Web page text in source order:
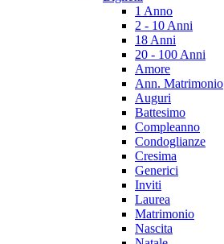
1 Anno
2 - 10 Anni
18 Anni
20 - 100 Anni
Amore
Ann. Matrimonio
Auguri
Battesimo
Compleanno
Condoglianze
Cresima
Generici
Inviti
Laurea
Matrimonio
Nascita